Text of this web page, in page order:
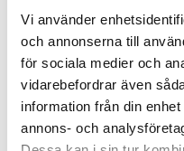
Vi använder
och annonserna till
för sociala medier och
vidarebefordrar även
information från din
annons- och